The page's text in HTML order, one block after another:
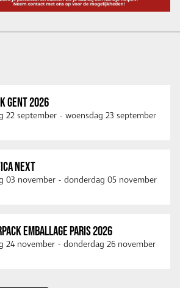
GENT 2026
22 september - woensdag 23 september
NEXT
03 november - donderdag 05 november
EMBALLAGE PARIS 2026
24 november - donderdag 26 november